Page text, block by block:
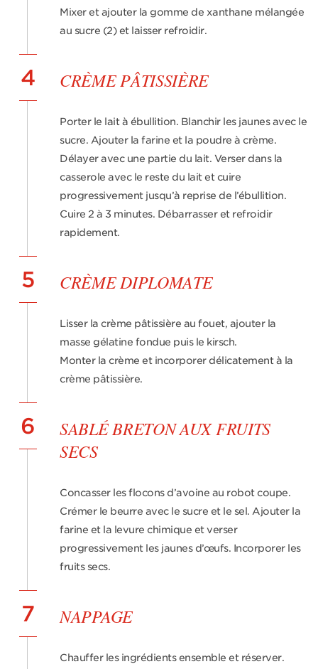
Mixer et ajouter la gomme de xanthane mélangée
au sucre (2) et laisser refroidir.
4 CRÈME PÂTISSIÈRE
Porter le lait à ébullition. Blanchir les jaunes avec le
sucre. Ajouter la farine et la poudre à crème.
Délayer avec une partie du lait. Verser dans la
casserole avec le reste du lait et cuire
progressivement jusqu’à reprise de l’ébullition.
Cuire 2 à 3 minutes. Débarrasser et refroidir
rapidement.
5 CRÈME DIPLOMATE
Lisser la crème pâtissière au fouet, ajouter la
masse gélatine fondue puis le kirsch.
Monter la crème et incorporer délicatement à la
crème pâtissière.
6
SABLÉ BRETON AUX FRUITS
SECS
Concasser les flocons d’avoine au robot coupe.
Crémer le beurre avec le sucre et le sel. Ajouter la
farine et la levure chimique et verser
progressivement les jaunes d’œufs. Incorporer les
fruits secs.
7 NAPPAGE
Chauffer les ingrédients ensemble et réserver.